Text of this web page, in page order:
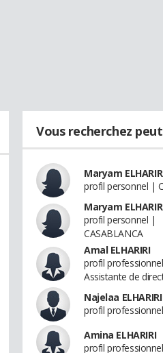
Vous recherchez
Maryam
profil personnel |
Maryam
profil personnel |
CASABLANCA
Amal ELHARIRI
profil
Assistante de
Najelaa ELHARIRI
profil professionnel
Amina ELHARIRI
profil professionnel